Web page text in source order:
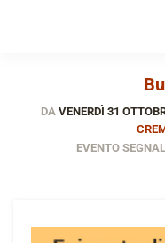
DAVENERDÌ 31
EVENTO